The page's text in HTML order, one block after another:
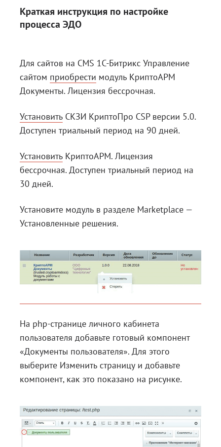
Краткая инструкция по настройке
процесса ЭДО
Для сайтов на CMS 1C-Битрикс Управление
сайтом приобрести модуль КриптоАРМ
Документы. Лицензия бессрочная.
Установить СКЗИ КриптоПро CSP версии 5.0.
Доступен триальный период на 90 дней.
Установить КриптоАРМ. Лицензия
бессрочная. Доступен триальный период на
30 дней.
Установите модуль в разделе Marketplace —
Установленные решения.
На php-странице личного кабинета
пользователя добавьте готовый компонент
«Документы пользователя». Для этого
выберите Изменить страницу и добавьте
компонент, как это показано на рисунке.